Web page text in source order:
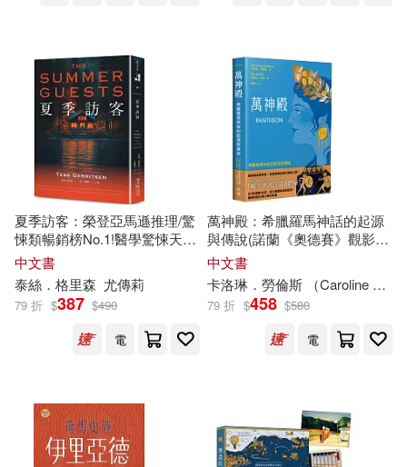
水乃アルト(11) 糜文開(11)
羅源順(11) 羅福慶(11)
蕭紅(11)
顧海良(11) 黃貴潮(11)
（俄）陀思妥耶夫斯基(11)
（英）英國HIT娛樂有限公司(11)
Serizawa Yukiko(10)
Yabuki(10) しぐれうい(10)
江蘇文藝出版社(46)
北京出版社(45)
四川人民出版社(45)
經濟管理出版社(45)
遼寧人民出版社(44)
四川文藝出版社(43)
夏季訪客：榮登亞馬遜推理/驚
悚類暢銷榜No.1!醫學驚悚天后
泰絲.格里森最新懸疑大作
中文書
泰絲．格里森 尤傳莉
79 折 $387 $490
電
萬神殿：希臘羅馬神話的起源
與傳說(諾蘭《奧德賽》觀影最
佳讀本)
中文書
卡洛琳．勞倫斯 （Caroline Lawrence）
79 折 $458 $580
電